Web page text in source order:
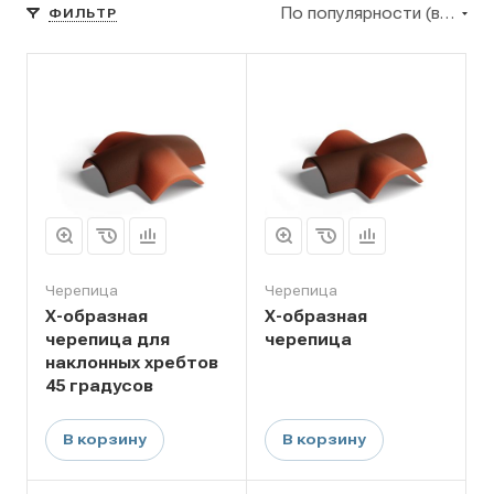
ФИЛЬТР По популярности (возрастание)
Черепица
Х-образная
черепица для
наклонных хребтов
45 градусов
В корзину
Черепица
Х-образная
черепица
В корзину